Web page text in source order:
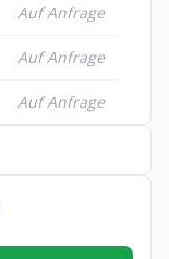
Auf Anfrage
Auf Anfrage
Auf Anfrage